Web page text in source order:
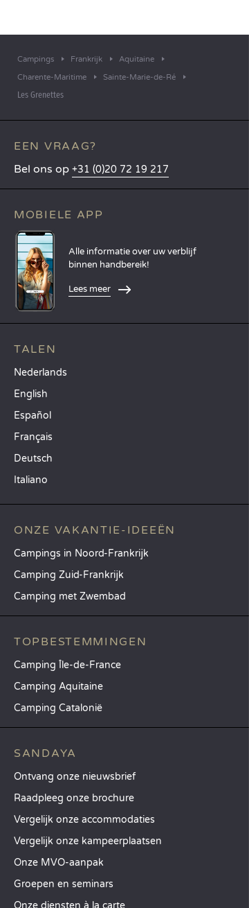
Campings Frankrijk
Aquitaine
Charente-Maritime
Sainte-Marie-de-Ré
Les Grenettes
EEN VRAAG?
Bel ons op +31 (0)20 72 19 217
MOBIELE APP
Alle informatie over uw verblijf
binnen handbereik!
Lees meer
TALEN
Nederlands
English
Español
Français
Deutsch
Italiano
ONZE VAKANTIE-IDEEËN
Campings in Noord-Frankrijk
Camping Zuid-Frankrijk
Camping met Zwembad
TOPBESTEMMINGEN
Camping Île-de-France
Camping Aquitaine
Camping Catalonië
SANDAYA
Ontvang onze nieuwsbrief
Raadpleeg onze brochure
Vergelijk onze accommodaties
Vergelijk onze kampeerplaatsen
Onze MVO-aanpak
Groepen en seminars
Onze diensten à la carte